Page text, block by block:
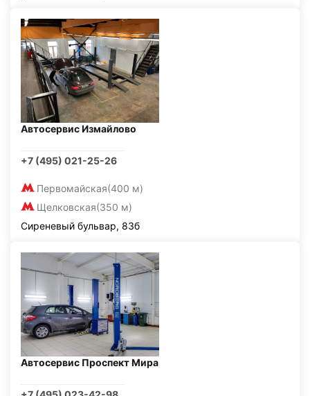
Автосервис Измайлово
+7 (495) 021-25-26
Первомайская(400 м)
Щелковская(350 м)
Сиреневый бульвар, 83б
Автосервис Проспект Мира